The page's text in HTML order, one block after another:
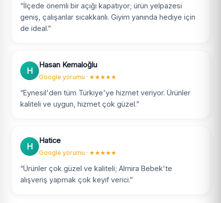
“İlçede önemli bir açığı kapatıyor; ürün yelpazesi
geniş, çalışanlar sıcakkanlı. Giyim yanında hediye için
de ideal.”
H
Hasan Kemaloğlu
Google yorumu · ★★★★★
“Eynesil'den tüm Türkiye'ye hizmet veriyor. Ürünler
kaliteli ve uygun, hizmet çok güzel.”
H
Hatice
Google yorumu · ★★★★★
“Ürünler çok güzel ve kaliteli; Almira Bebek'te
alışveriş yapmak çok keyif verici.”